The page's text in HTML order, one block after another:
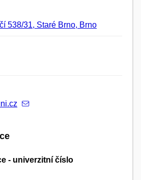
538/31, Staré Brno, Brno
- univerzitní číslo